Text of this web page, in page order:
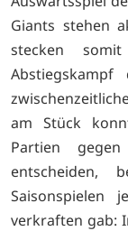
Giants stehen
stecken
am Stück
Partien
Saisonspielen
verkraften gab: